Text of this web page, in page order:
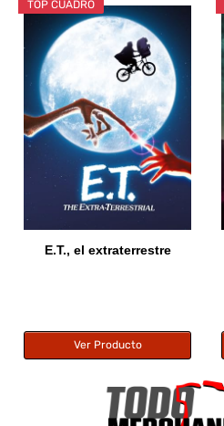
TOP CUADRO
E.T., el extraterrestre
Ver Producto